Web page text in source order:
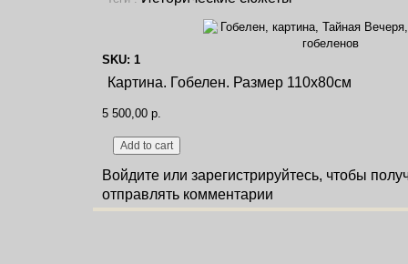
SKU: 1
Картина. Гобелен. Размер 110х80см
5 500,00 р.
Войдите или зарегистрируйтесь, чтобы
отправлять комментарии